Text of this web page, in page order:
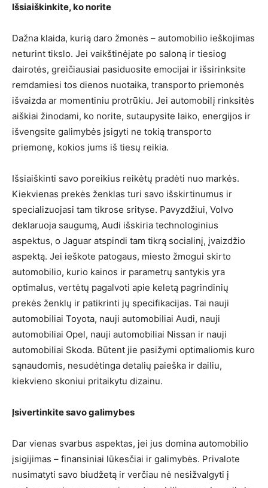
Išsiaiškinkite, ko norite
Dažna klaida, kurią daro žmonės – automobilio ieškojimas
neturint tikslo. Jei vaikštinėjate po saloną ir tiesiog
dairotės, greičiausiai pasiduosite emocijai ir išsirinksite
remdamiesi tos dienos nuotaika, transporto priemonės
išvaizda ar momentiniu protrūkiu. Jei automobilį rinksitės
aiškiai žinodami, ko norite, sutaupysite laiko, energijos ir
išvengsite galimybės įsigyti ne tokią transporto
priemonę, kokios jums iš tiesų reikia.
Išsiaiškinti savo poreikius reikėtų pradėti nuo markės.
Kiekvienas prekės ženklas turi savo išskirtinumus ir
specializuojasi tam tikrose srityse. Pavyzdžiui, Volvo
deklaruoja saugumą, Audi išskiria technologinius
aspektus, o Jaguar atspindi tam tikrą socialinį, įvaizdžio
aspektą. Jei ieškote patogaus, miesto žmogui skirto
automobilio, kurio kainos ir parametrų santykis yra
optimalus, vertėtų pagalvoti apie keletą pagrindinių
prekės ženklų ir patikrinti jų specifikacijas. Tai nauji
automobiliai Toyota, nauji automobiliai Audi, nauji
automobiliai Opel, nauji automobiliai Nissan ir nauji
automobiliai Skoda. Būtent jie pasižymi optimaliomis kuro
sąnaudomis, nesudėtinga detalių paieška ir dailiu,
kiekvieno skoniui pritaikytu dizainu.
Įsivertinkite savo galimybes
Dar vienas svarbus aspektas, jei jus domina automobilio
įsigijimas – finansiniai lūkesčiai ir galimybės. Privalote
nusimatyti savo biudžetą ir verčiau nė nesižvalgyti į